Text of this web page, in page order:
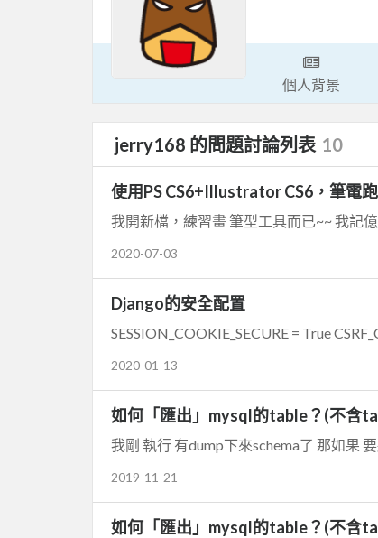
個人背景
jerry168 的問題討論列表 10
使用PS CS6+Illustrator CS6，筆電
2020-07-03
Django的安全配置
2020-01-13
如何「匯出」mysql的table？(不含
2019-11-21
如何「匯出」mysql的table？(不含